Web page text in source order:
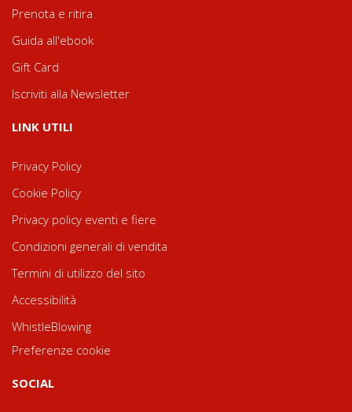
Prenota e ritira
Guida all'ebook
Gift Card
Iscriviti alla Newsletter
LINK UTILI
Privacy Policy
Cookie Policy
Privacy policy eventi e fiere
Condizioni generali di vendita
Termini di utilizzo del sito
Accessibilità
WhistleBlowing
Preferenze cookie
SOCIAL